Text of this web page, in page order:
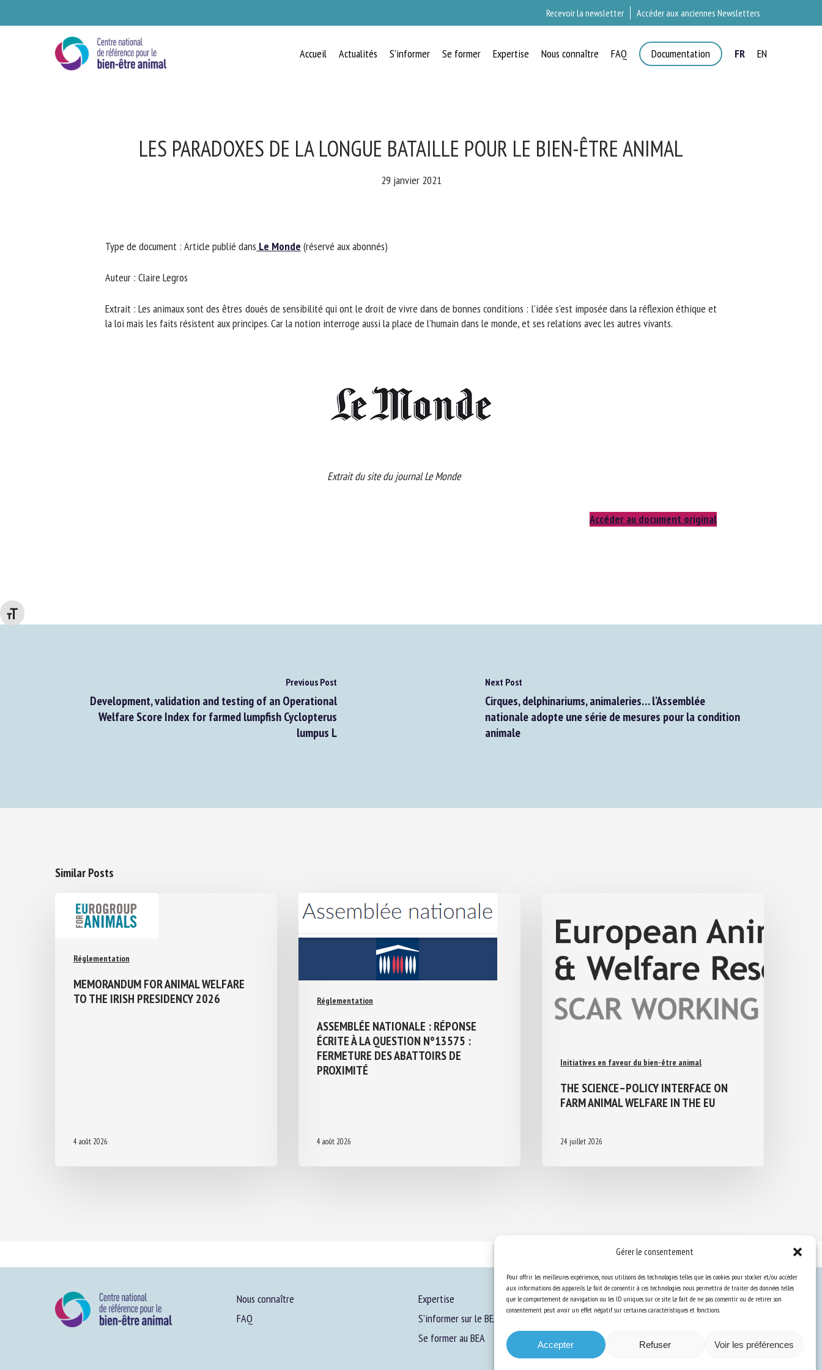
Gérer le consentement
Pour offrir les meilleures expériences, nous utilisons des technologies telles que les cookies pour stocker et/ou accéder
aux informations des appareils. Le fait de consentir à ces technologies nous permettra de traiter des données telles
que le comportement de navigation ou les ID uniques sur ce site. Le fait de ne pas consentir ou de retirer son
consentement peut avoir un effet négatif sur certaines caractéristiques et fonctions.
Accepter Refuser Voir les préférences
Changer la taille de la police
Recevoir la newsletter Accéder aux anciennes Newsletters
Accueil Actualités S’informer Se former Expertise Nous connaître FAQ Documentation FR EN
LES PARADOXES DE LA LONGUE BATAILLE POUR LE BIEN-ÊTRE ANIMAL
29 janvier 2021
Type de document : Article publié dansLe Monde(réservé aux abonnés)
Auteur : Claire Legros
Extrait : Les animaux sont des êtres doués de sensibilité qui ont le droit de vivre dans de bonnes conditions : l’idée s’est imposée dans la réflexion éthique et
la loi mais les faits résistent aux principes. Car la notion interroge aussi la place de l’humain dans le monde, et ses relations avec les autres vivants.
Extrait du site du journal Le Monde
Accéder au document original
Previous Post
Development, validation and testing of an Operational
Welfare Score Index for farmed lumpfish Cyclopterus
lumpus L
Next Post
Cirques, delphinariums, animaleries… l’Assemblée
nationale adopte une série de mesures pour la condition
animale
Similar Posts
Réglementation
MEMORANDUM FOR ANIMAL WELFARE
TO THE IRISH PRESIDENCY 2026
4 août 2026
Réglementation
ASSEMBLÉE NATIONALE : RÉPONSE
ÉCRITE À LA QUESTION N°13575 :
FERMETURE DES ABATTOIRS DE
PROXIMITÉ
4 août 2026
Initiatives en faveur du bien-être animal
THE SCIENCE–POLICY INTERFACE ON
FARM ANIMAL WELFARE IN THE EU
24 juillet 2026
Nous connaître
FAQ
Expertise
S’informer sur le BEA
Se former au BEA
Ressources
BIEN-ÊTRE ANIMAL
Veuillez remplir le formulaire ci-dessous pour vous inscrire à notre newsletter :
utilisées dans le cadre de la relation avec le CNR BEA. *
Les champs suivis de * sont obligatoires